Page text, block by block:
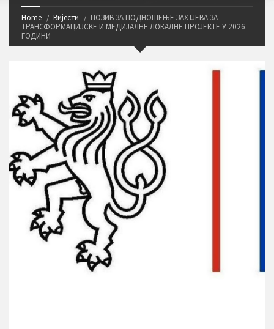
Home Вијести
ПОЗИВ ЗА ПОДНОШЕЊЕ ЗАХТЈЕВА ЗА
ТРАНСФОРМАЦИЈСКЕ И МЕДИЈАЛНЕ ЛОКАЛНЕ ПРОЈЕКТЕ У 2026.
ГОДИНИ